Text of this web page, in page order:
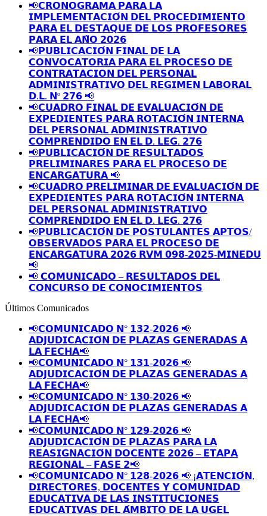
📢𝗖𝗥𝗢𝗡𝗢𝗚𝗥𝗔𝗠𝗔 𝗣𝗔𝗥𝗔 𝗟𝗔
𝗜𝗠𝗣𝗟𝗘𝗠𝗘𝗡𝗧𝗔𝗖𝗜𝗢́𝗡 𝗗𝗘𝗟 𝗣𝗥𝗢𝗖𝗘𝗗𝗜𝗠𝗜𝗘𝗡𝗧𝗢
𝗣𝗔𝗥𝗔 𝗘𝗟 𝗗𝗘𝗦𝗧𝗔𝗤𝗨𝗘 𝗗𝗘 𝗟𝗢𝗦 𝗣𝗥𝗢𝗙𝗘𝗦𝗢𝗥𝗘𝗦
𝗣𝗔𝗥𝗔 𝗘𝗟 𝗔𝗡̃𝗢 𝟮𝟬𝟮𝟲
📢𝗣𝗨𝗕𝗟𝗜𝗖𝗔𝗖𝗜𝗢́𝗡 𝗙𝗜𝗡𝗔𝗟 𝗗𝗘 𝗟𝗔
𝗖𝗢𝗡𝗩𝗢𝗖𝗔𝗧𝗢𝗥𝗜𝗔 𝗣𝗔𝗥𝗔 𝗘𝗟 𝗣𝗥𝗢𝗖𝗘𝗦𝗢 𝗗𝗘
𝗖𝗢𝗡𝗧𝗥𝗔𝗧𝗔𝗖𝗜𝗢𝗡 𝗗𝗘𝗟 𝗣𝗘𝗥𝗦𝗢𝗡𝗔𝗟
𝗔𝗗𝗠𝗜𝗡𝗜𝗦𝗧𝗥𝗔𝗧𝗜𝗩𝗢 𝗗𝗘𝗟 𝗥𝗘𝗚𝗜𝗠𝗘𝗡 𝗟𝗔𝗕𝗢𝗥𝗔𝗟
𝗗.𝗟. 𝗡º 𝟮𝟳𝟲 📢
📢𝗖𝗨𝗔𝗗𝗥𝗢 𝗙𝗜𝗡𝗔𝗟 𝗗𝗘 𝗘𝗩𝗔𝗟𝗨𝗔𝗖𝗜𝗢́𝗡 𝗗𝗘
𝗘𝗫𝗣𝗘𝗗𝗜𝗘𝗡𝗧𝗘𝗦 𝗣𝗔𝗥𝗔 𝗥𝗢𝗧𝗔𝗖𝗜𝗢́𝗡 𝗜𝗡𝗧𝗘𝗥𝗡𝗔
𝗗𝗘𝗟 𝗣𝗘𝗥𝗦𝗢𝗡𝗔𝗟 𝗔𝗗𝗠𝗜𝗡𝗜𝗦𝗧𝗥𝗔𝗧𝗜𝗩𝗢
𝗖𝗢𝗠𝗣𝗥𝗘𝗡𝗗𝗜𝗗𝗢 𝗘𝗡 𝗘𝗟 𝗗. 𝗟𝗘𝗚. 𝟮𝟳𝟲
📢𝗣𝗨𝗕𝗟𝗜𝗖𝗔𝗖𝗜𝗢́𝗡 𝗗𝗘 𝗥𝗘𝗦𝗨𝗟𝗧𝗔𝗗𝗢𝗦
𝗣𝗥𝗘𝗟𝗜𝗠𝗜𝗡𝗔𝗥𝗘𝗦 𝗣𝗔𝗥𝗔 𝗘𝗟 𝗣𝗥𝗢𝗖𝗘𝗦𝗢 𝗗𝗘
𝗘𝗡𝗖𝗔𝗥𝗚𝗔𝗧𝗨𝗥𝗔 📢
📢𝗖𝗨𝗔𝗗𝗥𝗢 𝗣𝗥𝗘𝗟𝗜𝗠𝗜𝗡𝗔𝗥 𝗗𝗘 𝗘𝗩𝗔𝗟𝗨𝗔𝗖𝗜𝗢́𝗡 𝗗𝗘
𝗘𝗫𝗣𝗘𝗗𝗜𝗘𝗡𝗧𝗘𝗦 𝗣𝗔𝗥𝗔 𝗥𝗢𝗧𝗔𝗖𝗜𝗢́𝗡 𝗜𝗡𝗧𝗘𝗥𝗡𝗔
𝗗𝗘𝗟 𝗣𝗘𝗥𝗦𝗢𝗡𝗔𝗟 𝗔𝗗𝗠𝗜𝗡𝗜𝗦𝗧𝗥𝗔𝗧𝗜𝗩𝗢
𝗖𝗢𝗠𝗣𝗥𝗘𝗡𝗗𝗜𝗗𝗢 𝗘𝗡 𝗘𝗟 𝗗. 𝗟𝗘𝗚. 𝟮𝟳𝟲
📢𝗣𝗨𝗕𝗟𝗜𝗖𝗔𝗖𝗜𝗢́𝗡 𝗗𝗘 𝗣𝗢𝗦𝗧𝗨𝗟𝗔𝗡𝗧𝗘𝗦 𝗔𝗣𝗧𝗢𝗦/
𝗢𝗕𝗦𝗘𝗥𝗩𝗔𝗗𝗢𝗦 𝗣𝗔𝗥𝗔 𝗘𝗟 𝗣𝗥𝗢𝗖𝗘𝗦𝗢 𝗗𝗘
𝗘𝗡𝗖𝗔𝗥𝗚𝗔𝗧𝗨𝗥𝗔 𝟮𝟬𝟮𝟲 𝗥𝗩𝗠 𝟬𝟵𝟴-𝟮𝟬𝟮𝟱-𝗠𝗜𝗡𝗘𝗗𝗨
📢
📢 𝗖𝗢𝗠𝗨𝗡𝗜𝗖𝗔𝗗𝗢 – 𝗥𝗘𝗦𝗨𝗟𝗧𝗔𝗗𝗢𝗦 𝗗𝗘𝗟
𝗖𝗢𝗡𝗖𝗨𝗥𝗦𝗢 𝗗𝗘 𝗖𝗢𝗡𝗢𝗖𝗜𝗠𝗜𝗘𝗡𝗧𝗢𝗦
Últimos Comunicados
📢𝗖𝗢𝗠𝗨𝗡𝗜𝗖𝗔𝗗𝗢 𝗡° 𝟭𝟯𝟮-𝟮𝟬𝟮𝟲 📢
𝗔𝗗𝗝𝗨𝗗𝗜𝗖𝗔𝗖𝗜𝗢́𝗡 𝗗𝗘 𝗣𝗟𝗔𝗭𝗔𝗦 𝗚𝗘𝗡𝗘𝗥𝗔𝗗𝗔𝗦 𝗔
𝗟𝗔 𝗙𝗘𝗖𝗛𝗔📢
📢𝗖𝗢𝗠𝗨𝗡𝗜𝗖𝗔𝗗𝗢 𝗡° 𝟭𝟯𝟭-𝟮𝟬𝟮𝟲 📢
𝗔𝗗𝗝𝗨𝗗𝗜𝗖𝗔𝗖𝗜𝗢́𝗡 𝗗𝗘 𝗣𝗟𝗔𝗭𝗔𝗦 𝗚𝗘𝗡𝗘𝗥𝗔𝗗𝗔𝗦 𝗔
𝗟𝗔 𝗙𝗘𝗖𝗛𝗔📢
📢𝗖𝗢𝗠𝗨𝗡𝗜𝗖𝗔𝗗𝗢 𝗡° 𝟭𝟯𝟬-𝟮𝟬𝟮𝟲 📢
𝗔𝗗𝗝𝗨𝗗𝗜𝗖𝗔𝗖𝗜𝗢́𝗡 𝗗𝗘 𝗣𝗟𝗔𝗭𝗔𝗦 𝗚𝗘𝗡𝗘𝗥𝗔𝗗𝗔𝗦 𝗔
𝗟𝗔 𝗙𝗘𝗖𝗛𝗔📢
📢𝗖𝗢𝗠𝗨𝗡𝗜𝗖𝗔𝗗𝗢 𝗡° 𝟭𝟮𝟵-𝟮𝟬𝟮𝟲 📢
𝗔𝗗𝗝𝗨𝗗𝗜𝗖𝗔𝗖𝗜𝗢́𝗡 𝗗𝗘 𝗣𝗟𝗔𝗭𝗔𝗦 𝗣𝗔𝗥𝗔 𝗟𝗔
𝗥𝗘𝗔𝗦𝗜𝗚𝗡𝗔𝗖𝗜𝗢́𝗡 𝗗𝗢𝗖𝗘𝗡𝗧𝗘 𝟮𝟬𝟮𝟲 – 𝗘𝗧𝗔𝗣𝗔
𝗥𝗘𝗚𝗜𝗢𝗡𝗔𝗟 – 𝗙𝗔𝗦𝗘 𝟮📢
📢𝗖𝗢𝗠𝗨𝗡𝗜𝗖𝗔𝗗𝗢 𝗡° 𝟭𝟮𝟴-𝟮𝟬𝟮𝟲 📢 ¡𝗔𝗧𝗘𝗡𝗖𝗜𝗢́𝗡,
𝗗𝗜𝗥𝗘𝗖𝗧𝗢𝗥𝗘𝗦, 𝗗𝗢𝗖𝗘𝗡𝗧𝗘𝗦 𝗬 𝗖𝗢𝗠𝗨𝗡𝗜𝗗𝗔𝗗
𝗘𝗗𝗨𝗖𝗔𝗧𝗜𝗩𝗔 𝗗𝗘 𝗟𝗔𝗦 𝗜𝗡𝗦𝗧𝗜𝗧𝗨𝗖𝗜𝗢𝗡𝗘𝗦
𝗘𝗗𝗨𝗖𝗔𝗧𝗜𝗩𝗔𝗦 𝗗𝗘𝗟 𝗔́𝗠𝗕𝗜𝗧𝗢 𝗗𝗘 𝗟𝗔 𝗨𝗚𝗘𝗟